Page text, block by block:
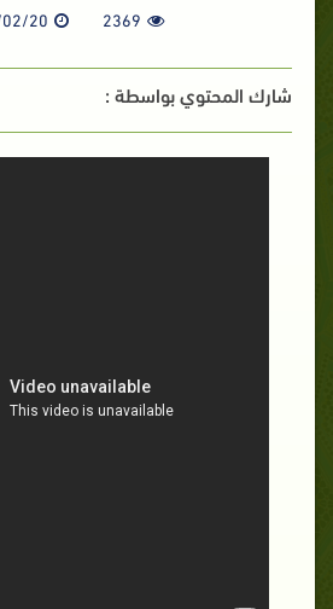
2369
20
شارك المحتوي بواسطة :